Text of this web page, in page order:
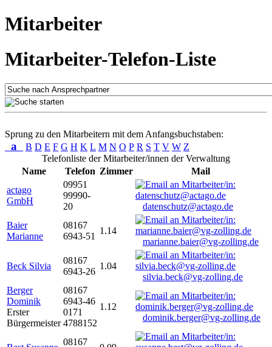
Mitarbeiter
Mitarbeiter-Telefon-Liste
Sprung zu den Mitarbeitern mit dem Anfangsbuchstaben:
a B D E F G H K L M N O P R S T V W Z
Telefonliste der Mitarbeiter/innen der Verwaltung
Name
Telefon Zimmer
Mail
actago
GmbH
09951
99990-
20
datenschutz@actago.de
Baier
Marianne
08167
6943-51
1.14
marianne.baier@vg-zolling.de
Beck Silvia
08167
6943-26
1.04
silvia.beck@vg-zolling.de
Berger
Dominik
Erster
Bürgermeister
08167
6943-46
0171
4788152
1.12
dominik.berger@vg-zolling.de
08167